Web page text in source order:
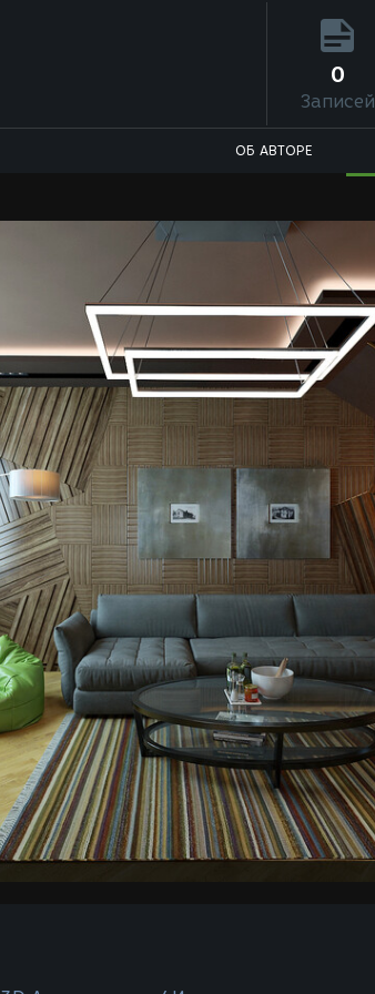
0
Записей
ОБ АВТОРЕ